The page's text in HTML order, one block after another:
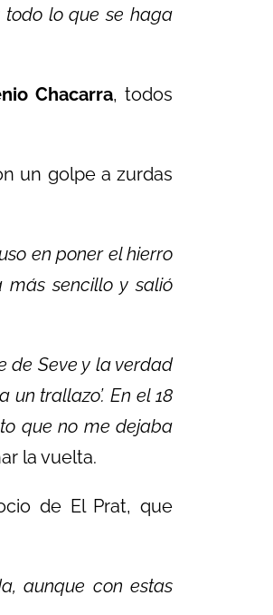
todo lo que se haga
Chacarra, todos
un golpe a zurdas
en poner el hierro
sencillo y salió
de Seve y la verdad
trallazo’. En el 18
que no me dejaba
la vuelta.
de El Prat, que
aunque con estas